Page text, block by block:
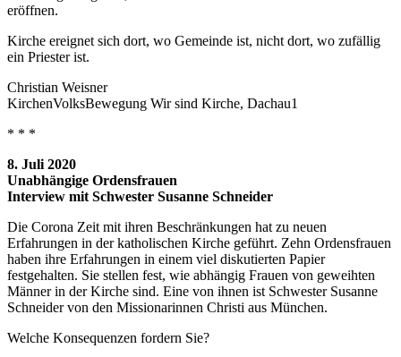
eröffnen.
Kirche ereignet sich dort, wo Gemeinde ist, nicht dort, wo zufällig
ein Priester ist.
Christian Weisner
KirchenVolksBewegung Wir sind Kirche, Dachau1
* * *
8. Juli 2020
Unabhängige Ordensfrauen
Interview mit Schwester Susanne Schneider
Die Corona Zeit mit ihren Beschränkungen hat zu neuen
Erfahrungen in der katholischen Kirche geführt. Zehn Ordensfrauen
haben ihre Erfahrungen in einem viel diskutierten Papier
festgehalten. Sie stellen fest, wie abhängig Frauen von geweihten
Männer in der Kirche sind. Eine von ihnen ist Schwester Susanne
Schneider von den Missionarinnen Christi aus München.
Welche Konsequenzen fordern Sie?